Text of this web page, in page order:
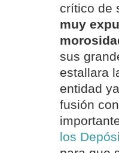
crítico de
muy
sus
estallara
entidad
fusión
los